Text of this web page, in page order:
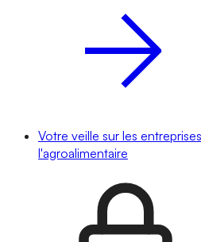
Votre veille sur les
l'agroalimentaire